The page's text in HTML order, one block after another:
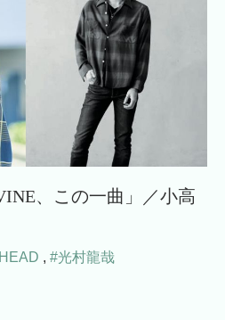
、この一曲」／小高
, #光村龍哉